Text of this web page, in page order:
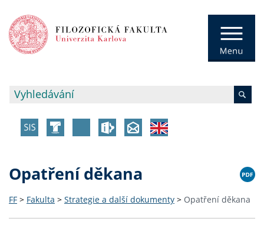
Opatření děkana
FF > Fakulta > Strategie a další dokumenty > Opatření děkana